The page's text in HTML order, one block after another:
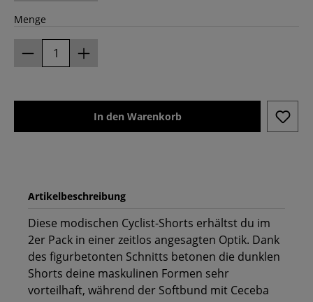
Menge
In den Warenkorb
Artikelbeschreibung
Diese modischen Cyclist-Shorts erhältst du im
2er Pack in einer zeitlos angesagten Optik. Dank
des figurbetonten Schnitts betonen die dunklen
Shorts deine maskulinen Formen sehr
vorteilhaft, während der Softbund mit Ceceba